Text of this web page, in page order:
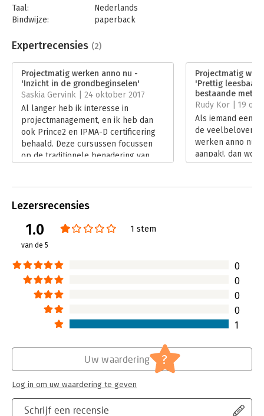
Taal:
Nederlands
Bindwijze:
paperback
Uitgever:
Uitgeverij Thema
Verschijningsdatum:
Hoofdrubriek: Projectmanagement
Expertrecensies (2)
Projectmatig werken anno nu -
'Inzicht in de grondbeginselen'
Saskia Gervink | 24 oktober 2017
Al langer heb ik interesse in
projectmanagement, en ik heb dan
ook Prince2 en IPMA-D certificering
behaald. Deze cursussen focussen
op de traditionele benadering van
niet altijd.
Projectmatig
'Prettig leesbaar
bestaande
Rudy Kor | 19
Als iemand een
de
werken anno nu
aanpak!, dan
Lees verder
Lezersrecensies
1.0
van de 5
1 stem
0
0
0
0
1
Schrijf een recensie
Uw waardering ?
Log in om uw waardering te geven